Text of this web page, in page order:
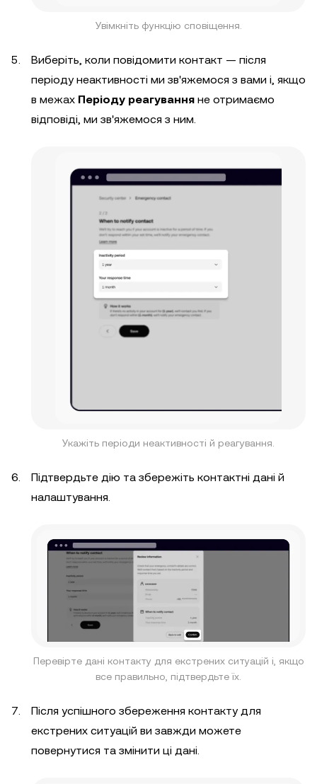
Увімкніть функцію сповіщення.
Виберіть, коли повідомити контакт — після
періоду неактивності ми зв'яжемося з вами і, якщо
в межах Періоду реагування не отримаємо
відповіді, ми зв'яжемося з ним.
Укажіть періоди неактивності й реагування.
Підтвердьте дію та збережіть контактні дані й
налаштування.
Перевірте дані контакту для екстрених ситуацій і, якщо
все правильно, підтвердьте їх.
Після успішного збереження контакту для
екстрених ситуацій ви завжди можете
повернутися та змінити ці дані.